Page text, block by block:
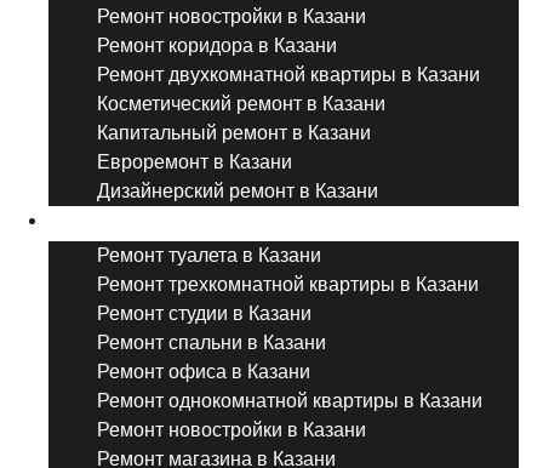
Ремонт новостройки в Казани
Ремонт коридора в Казани
Ремонт двухкомнатной квартиры в Казани
Косметический ремонт в Казани
Капитальный ремонт в Казани
Евроремонт в Казани
Дизайнерский ремонт в Казани
Ремонт туалета в Казани
Ремонт трехкомнатной квартиры в Казани
Ремонт студии в Казани
Ремонт спальни в Казани
Ремонт офиса в Казани
Ремонт однокомнатной квартиры в Казани
Ремонт новостройки в Казани
Ремонт магазина в Казани